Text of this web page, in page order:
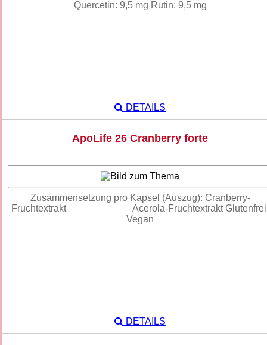
Quercetin: 9,5 mg Rutin: 9,5 mg
DETAILS
ApoLife 26 Cranberry forte
Zusammensetzung pro Kapsel (Auszug): Cranberry-
Fruchtextrakt Acerola-Fruchtextrakt
Vegan
DETAILS